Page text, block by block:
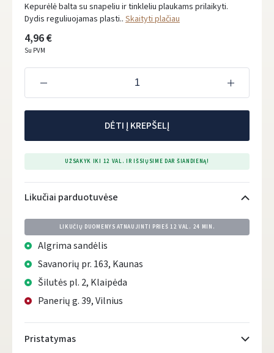
Kepurėlė balta su snapeliu ir tinkleliu plaukams prilaikyti.
Dydis reguliuojamas plasti.. Skaityti plačiau
4,96 €
Su PVM
DĖTI Į KREPŠELĮ
UŽSAKYK IKI 12 VAL. IR IŠSIŲSIME DAR ŠIANDIENĄ!
Likučiai parduotuvėse
LIKUČIŲ DUOMENYS ATNAUJINTI PRIEŠ12 VAL. 24 MIN.
Algrima sandėlis
Savanorių pr. 163, Kaunas
Šilutės pl. 2, Klaipėda
Panerių g. 39, Vilnius
Pristatymas